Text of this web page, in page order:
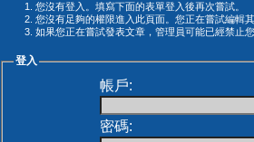
您沒有登入。填寫下面的表單登入後再次嘗試。
您沒有足夠的權限進入此頁面。您正在嘗試編輯
如果您正在嘗試發表文章，管理員可能已經禁止
登入
帳戶:
密碼: